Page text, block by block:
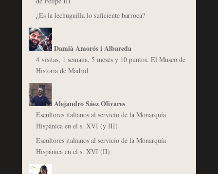
¿Es la lechuguilla lo suficiente barroca?
Damià Amorós i Albareda
4 visitas, 1 semana, 5 meses y 10 puntos. El Museo de
Historia de Madrid
Alejandro Sáez Olivares
Escultores italianos al servicio de la Monarquía
Hispánica en el s. XVI (y III)
Escultores italianos al servicio de la Monarquía
Hispánica en el s. XVI (II)